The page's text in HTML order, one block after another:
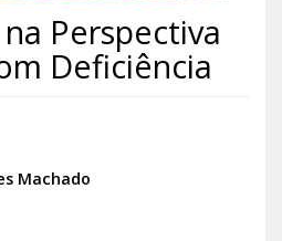
Perspectiva
Deficiência
Machado